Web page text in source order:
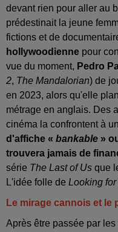
devant rien pour aller au
prédestinait la jeune
fictions et de
hollywoodienne pour
vue du moment, Pedro
2, The Mandalorian) de
en 2023, alors qu'elle
métrage en anglais. Des
cinéma la confrontent à
d'affiche « bankable »
trouvera jamais de
série The Last of Us que
L'idée folle de Looking
Le mirage cannois et le
Après être passée par